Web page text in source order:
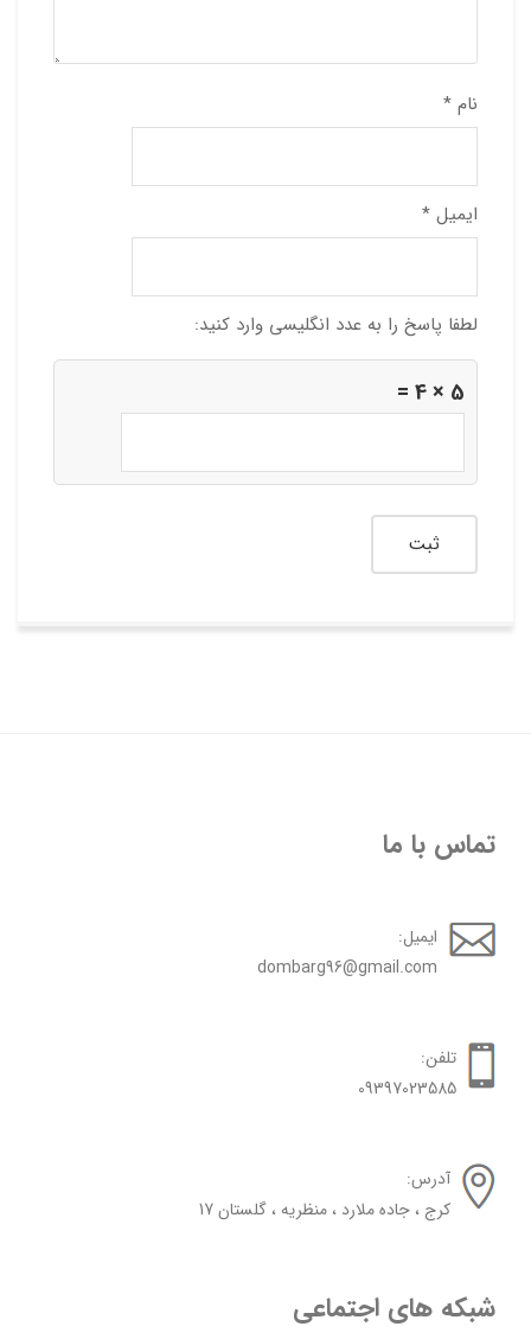
نام *
ایمیل *
لطفا پاسخ را به عدد انگلیسی وارد کنید:
5 × 4 =
تماس با ما
ایمیل:
dombarg96@gmail.com
تلفن:
09397023585
آدرس:
کرج ، جاده ملارد ، منظریه ، گلستان 17
شبکه های اجتماعی